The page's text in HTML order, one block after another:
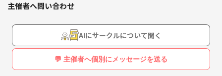
主催者へ問い合わせ
AIにサークルについて聞く
💬 主催者へ個別にメッセージを送る